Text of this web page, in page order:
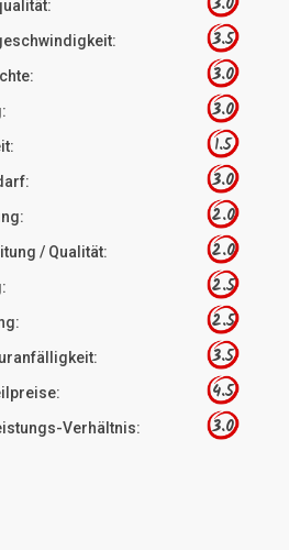
3.5
3.0
3.0
1.5
3.0
2.0
/ Qualität: 2.0
2.5
2.5
3.5
4.5
Verhältnis: 3.0